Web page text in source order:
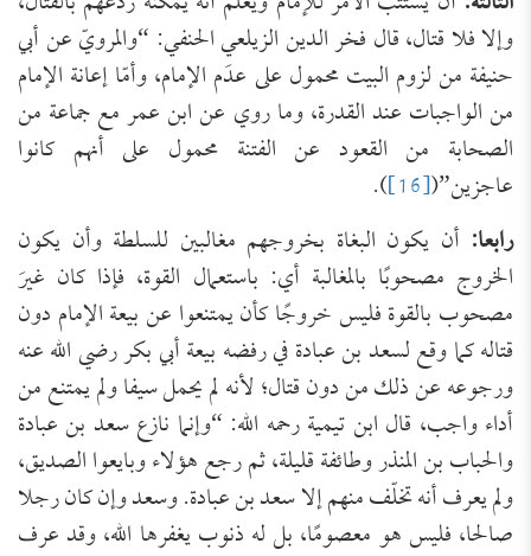
وإلا فلا قتال، قال فخر الدين الزيلعي الحنفي: “والمرويّ عن أبي
حنيفة من لزوم البيت محمول على عدَم الإمام، وأمّا إعانة الإمام
من الواجبات عند القدرة، وما روي عن ابن عمر مع جماعة من
الصحابة من القعود عن الفتنة محمول على أنهم كانوا
عاجزين”([16]
).
رابعا: أن يكون البغاة بخروجهم مغالبين للسلطة وأن يكون
الخروج مصحوبًا بالمغالبة أي: باستعمال القوة، فإذا كان غيرَ
مصحوب بالقوة فليس خروجًا كأن يمتنعوا عن بيعة الإمام دون
قتاله كما وقع لسعد بن عبادة في رفضه بيعة أبي بكر رضي الله عنه
ورجوعه عن ذلك من دون قتال؛ لأنه لم يحمل سيفا ولم يمتنع من
أداء واجب، قال ابن تيمية رحمه الله: “وإنما نازع سعد بن عبادة
والحباب بن المنذر وطائفة قليلة، ثم رجع هؤلاء وبايعوا الصديق،
ولم يعرف أنه تخلّف منهم إلا سعد بن عبادة. وسعد وإن كان رجلا
صالحا، فليس هو معصومًا، بل له ذنوب يغفرها الله، وقد عرف